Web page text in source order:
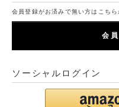
会員登録がお済みで無い方はこち
会
ソーシャルログイン